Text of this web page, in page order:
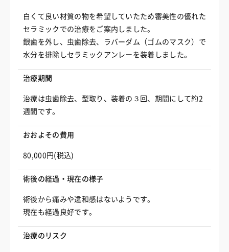
白くて良い材質の物を希望していたため審美性の優れた
セラミックでの治療をご案内しました。
銀歯を外し、虫歯除去、ラバーダム（ゴムのマスク）で
水分を排除しセラミックアンレーを装着しました。
治療期間
治療は虫歯除去、型取り、装着の３回、期間にして約2
週間です。
おおよその費用
80,000円(税込)
術後の経過・現在の様子
術後から痛みや違和感はないようです。
現在も経過良好です。
治療のリスク